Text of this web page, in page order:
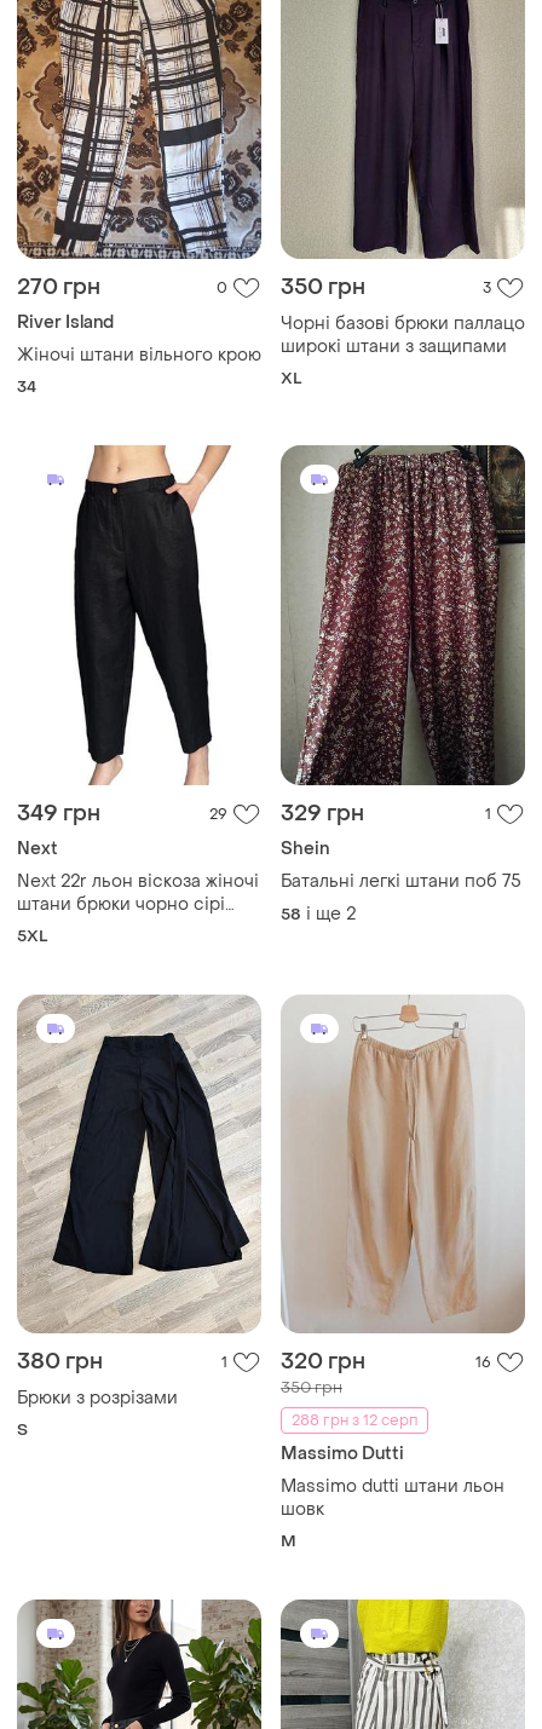
270 грн 0
River Island
Жіночі штани вільного крою
34
350 грн 3
Чорні базові брюки паллацо
широкі штани з защипами
XL
349 грн 29
Next
Next 22r льон віскоза жіночі
штани брюки чорно сірі
базові трендові батал лляні
5XL
329 грн 1
Shein
Батальні легкі штани поб 75
58 і ще 2
380 грн 1
Брюки з розрізами
S
320 грн 16
350 грн
288 грн з 12 серп
Massimo Dutti
Massimo dutti штани льон
шовк
M